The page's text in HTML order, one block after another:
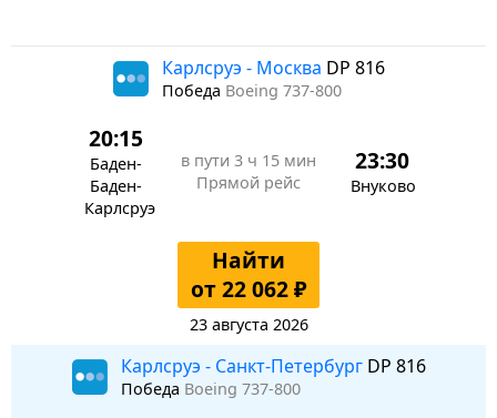
Карлсруэ - Москва DP 816
Победа Boeing 737-800
20:15
Баден-
Баден-
Карлсруэ
в пути 3 ч 15 мин
Прямой рейс
23:30
Внуково
Найти
от 22 062 ₽
23 августа 2026
Карлсруэ - Санкт-Петербург DP 816
Победа Boeing 737-800